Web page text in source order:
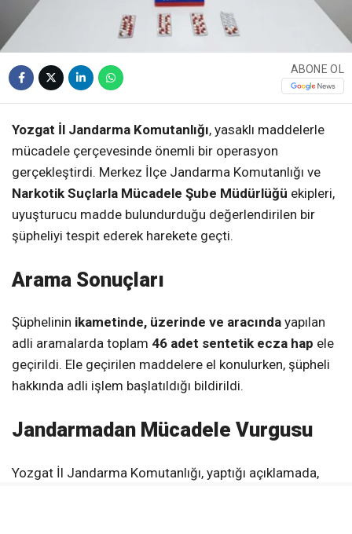
ABONE OL
Yozgat İl Jandarma Komutanlığı, yasaklı maddelerle
mücadele çerçevesinde önemli bir operasyon
gerçekleştirdi. Merkez İlçe Jandarma Komutanlığı ve
Narkotik Suçlarla Mücadele Şube Müdürlüğü ekipleri,
uyuşturucu madde bulundurduğu değerlendirilen bir
şüpheliyi tespit ederek harekete geçti.
Arama Sonuçları
Şüphelinin ikametinde, üzerinde ve aracında yapılan
adli aramalarda toplam 46 adet sentetik ecza hap ele
geçirildi. Ele geçirilen maddelere el konulurken, şüpheli
hakkında adli işlem başlatıldığı bildirildi.
Jandarmadan Mücadele Vurgusu
Yozgat İl Jandarma Komutanlığı, yaptığı açıklamada,